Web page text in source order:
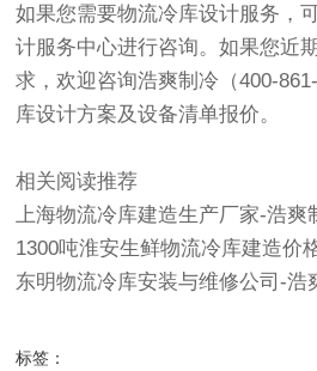
如果您需要物流冷库设计服务，
计服务中心进行咨询。如果您近
求，欢迎咨询浩爽制冷（400-
库设计方案及设备清单报价。
相关阅读推荐
上海物流冷库建造生产厂家-浩爽
1300吨淮安生鲜物流冷库建造价
东明物流冷库安装与维修公司-浩
标签：